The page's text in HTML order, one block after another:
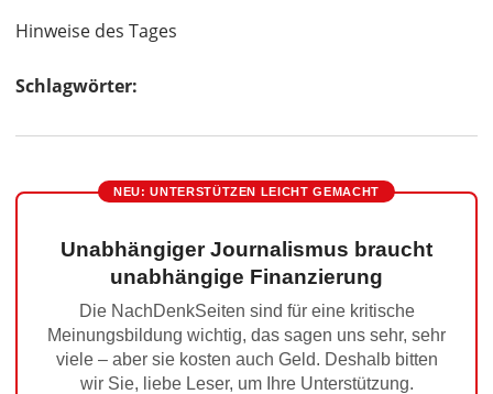
Hinweise des Tages
Schlagwörter:
NEU: UNTERSTÜTZEN LEICHT GEMACHT
Unabhängiger Journalismus braucht
unabhängige Finanzierung
Die NachDenkSeiten sind für eine kritische
Meinungsbildung wichtig, das sagen uns sehr, sehr
viele – aber sie kosten auch Geld. Deshalb bitten
wir Sie, liebe Leser, um Ihre Unterstützung.